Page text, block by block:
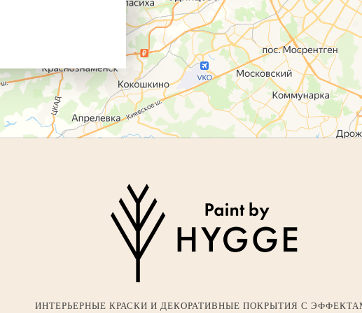
ИНТЕРЬЕРНЫЕ КРАСКИ И ДЕКОРАТИВНЫЕ ПОКРЫТИЯ С